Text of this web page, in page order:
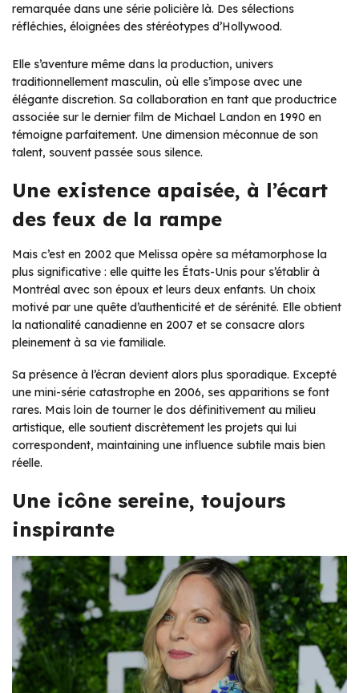
remarquée dans une série policière là. Des sélections
réfléchies, éloignées des stéréotypes d’Hollywood.
Elle s’aventure même dans la production, univers
traditionnellement masculin, où elle s’impose avec une
élégante discretion. Sa collaboration en tant que productrice
associée sur le dernier film de Michael Landon en 1990 en
témoigne parfaitement. Une dimension méconnue de son
talent, souvent passée sous silence.
Une existence apaisée, à l’écart
des feux de la rampe
Mais c’est en 2002 que Melissa opère sa métamorphose la
plus significative : elle quitte les États-Unis pour s’établir à
Montréal avec son époux et leurs deux enfants. Un choix
motivé par une quête d’authenticité et de sérénité. Elle obtient
la nationalité canadienne en 2007 et se consacre alors
pleinement à sa vie familiale.
Sa présence à l’écran devient alors plus sporadique. Excepté
une mini-série catastrophe en 2006, ses apparitions se font
rares. Mais loin de tourner le dos définitivement au milieu
artistique, elle soutient discrètement les projets qui lui
correspondent, maintaining une influence subtile mais bien
réelle.
Une icône sereine, toujours
inspirante